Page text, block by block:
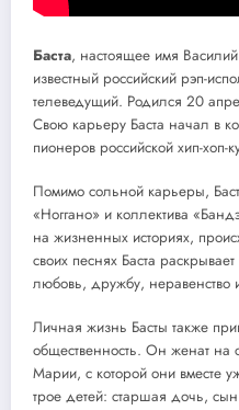
Баста, настоящее имя
известный российский рэп-
телеведущий. Родился 20
Свою карьеру Баста начал в
пионеров российской хип-хоп-
Помимо сольной карьеры,
«Ноггано» и коллектива
на жизненных историях,
своих песнях Баста
любовь, дружбу,
Личная жизнь Басты также
общественность. Он женат
Марии, с которой они вместе
трое детей: старшая дочь,